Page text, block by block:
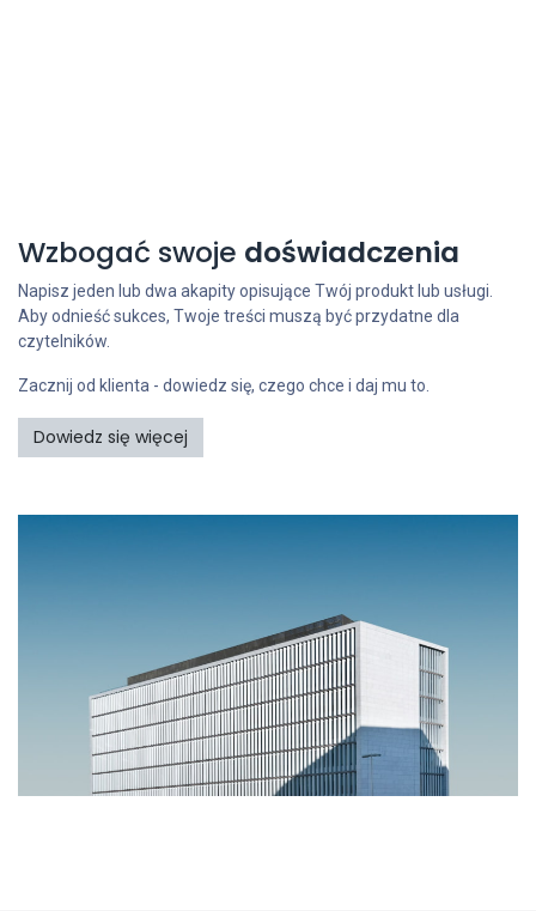
Wzbogać swoje doświadczenia
Napisz jeden lub dwa akapity opisujące Twój produkt lub usługi.
Aby odnieść sukces, Twoje treści muszą być przydatne dla
czytelników.
Zacznij od klienta - dowiedz się, czego chce i daj mu to.
Dowiedz się więcej